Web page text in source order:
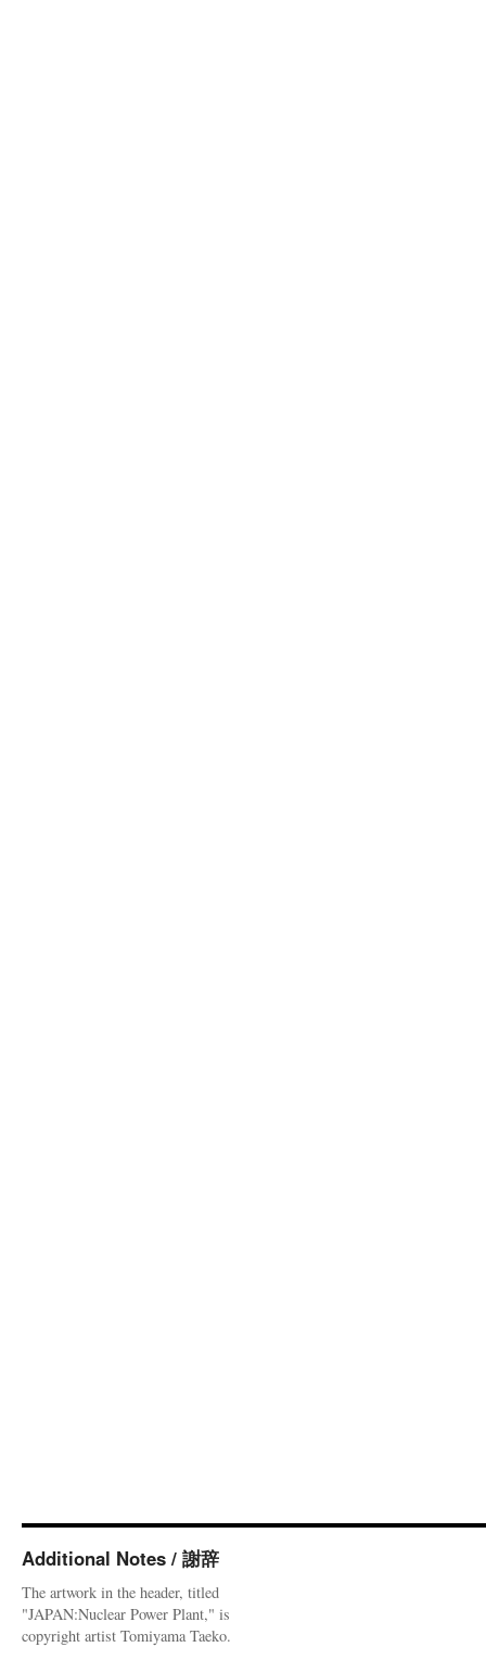
Additional Notes / 謝辞
The artwork in the header, titled
"JAPAN:Nuclear Power Plant," is
copyright artist Tomiyama Taeko.